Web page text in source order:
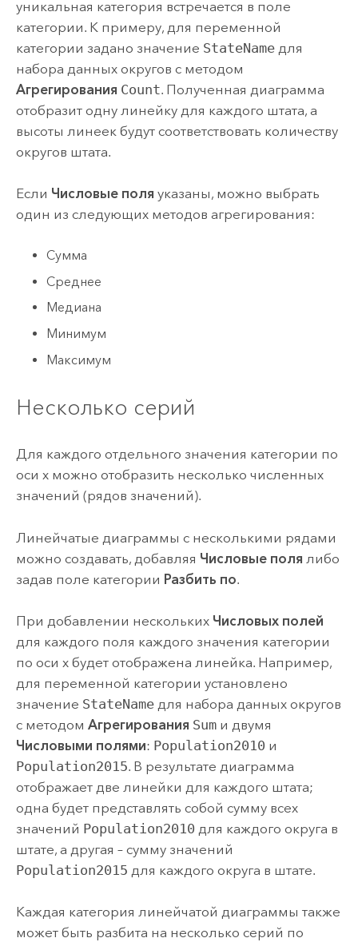
уникальная категория встречается в поле
категории. К примеру, для переменной
категории задано значение StateNameдля
набора данных округов с методом
Агрегирования Count. Полученная диаграмма
отобразит одну линейку для каждого штата, а
высоты линеек будут соответствовать количеству
округов штата.
Если Числовые поля указаны, можно выбрать
один из следующих методов агрегирования:
Сумма
Среднее
Медиана
Минимум
Максимум
Несколько серий
Для каждого отдельного значения категории по
оси x можно отобразить несколько численных
значений (рядов значений).
Линейчатые диаграммы с несколькими рядами
можно создавать, добавляя Числовые поля либо
задав поле категории Разбить по.
При добавлении нескольких Числовых полей
для каждого поля каждого значения категории
по оси x будет отображена линейка. Например,
для переменной категории установлено
значение StateNameдля набора данных округов
с методом Агрегирования Sumи двумя
Числовыми полями: Population2010 и
Population2015. В результате диаграмма
отображает две линейки для каждого штата;
одна будет представлять собой сумму всех
значений Population2010 для каждого округа в
штате, а другая – сумму значений
Population2015 для каждого округа в штате.
Каждая категория линейчатой диаграммы также
может быть разбита на несколько серий по